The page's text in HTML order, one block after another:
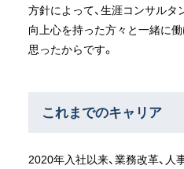
方針によって、生涯コンサルタ
向上心を持った方々と一緒に
思ったからです。
これまでのキャリア
2020年入社以来、業務改革、人